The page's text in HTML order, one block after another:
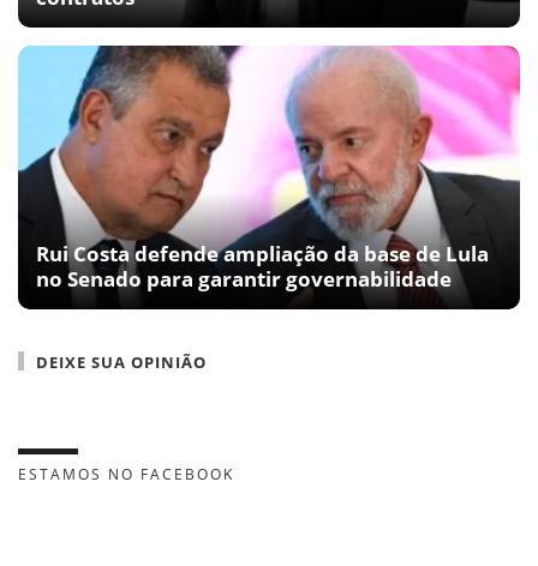
Rui Costa defende ampliação da base de Lula
no Senado para garantir governabilidade
DEIXE SUA OPINIÃO
ESTAMOS NO FACEBOOK